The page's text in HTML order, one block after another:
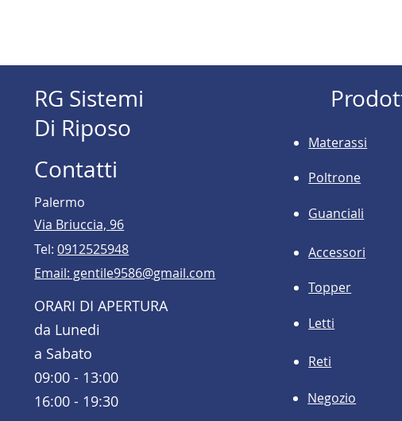
RG Sistemi
Di Riposo
Contatti
Palermo
Via Briuccia, 96
Tel:0912525948
Email: gentile9586@gmail.com
ORARI DI APERTURA
da Lunedi
a Sabato
09:00 - 13:00
16:00 - 19:30
Materassi
Poltrone
Guanciali
Accessori
Topper
Letti
Reti
Negozio